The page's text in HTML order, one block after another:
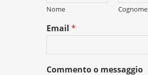
Nome Cognome
Email*
Commento o messaggio